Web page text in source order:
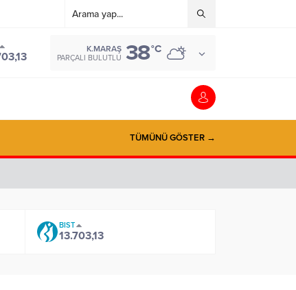
K.MARAŞ
PARÇALI BULUTLU 38°C
TÜMÜNÜ GÖSTER →
BIST
13.703,13